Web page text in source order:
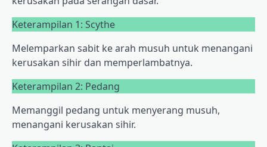
Keterampilan 1: Scythe
Melemparkan sabit ke arah musuh untuk menangani
kerusakan sihir dan memperlambatnya.
Keterampilan 2: Pedang
Memanggil pedang untuk menyerang musuh,
menangani kerusakan sihir.